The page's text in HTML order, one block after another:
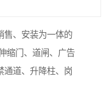
售、安装为一体的
缩门、道闸、广告
通道、升降柱、岗